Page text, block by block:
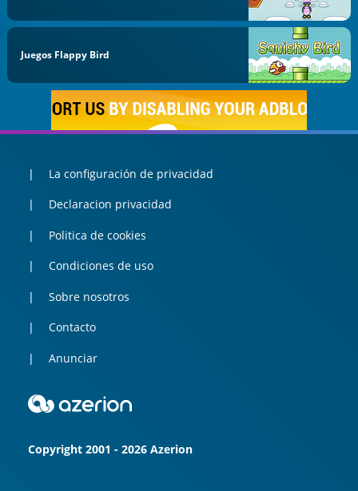
Juegos Flappy Bird
La configuración de privacidad
Declaracion privacidad
Politica de cookies
Condiciones de uso
Sobre nosotros
Contacto
Anunciar
Copyright 2001 - 2026 Azerion